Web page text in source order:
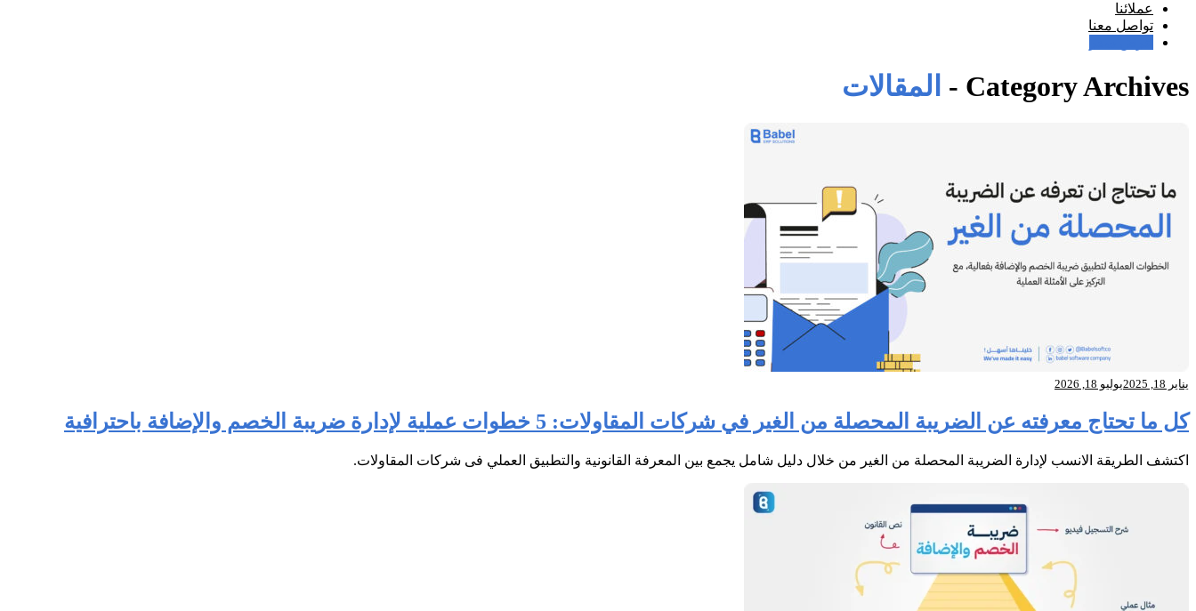
عملائنا
تواصل معنا
Category Archives - المقالات
يناير 18, 2025 يوليو 18, 2026
كل ما تحتاج معرفته عن الضريبة المحصلة من الغير في شركات المقاولات: 5 خطوات عملية لإدارة ضريبة الخصم والإضافة باحترافية
اكتشف الطريقة الانسب لإدارة الضريبة المحصلة من الغير من خلال دليل شامل يجمع بين المعرفة القانونية والتطبيق العملي فى شركات المقاولات.